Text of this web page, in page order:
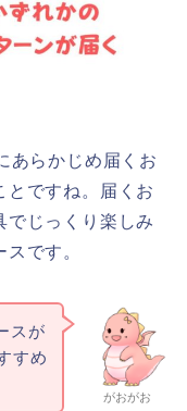
あらかじめ届くお
とですね。届くお
でじっくり楽しみ
です。
がおがお
スが
すめ